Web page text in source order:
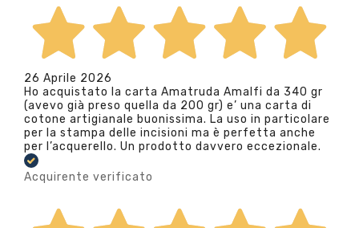
26 Aprile 2026
Ho acquistato la carta Amatruda Amalfi da 340 gr
(avevo già preso quella da 200 gr) e’ una carta di
cotone artigianale buonissima. La uso in particolare
per la stampa delle incisioni ma è perfetta anche
per l’acquerello. Un prodotto davvero eccezionale.
Acquirente verificato